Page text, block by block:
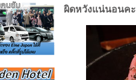
ผิดหวังแน่นอนคะ